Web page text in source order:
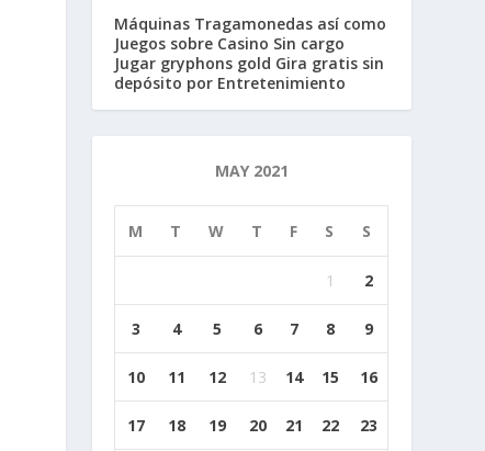
Máquinas Tragamonedas así­ como
Juegos sobre Casino Sin cargo
Jugar gryphons gold Gira gratis sin
depósito por Entretenimiento
MAY 2021
M T W T F S S
1 2
3 4 5 6 7 8 9
10 11 12 13 14 15 16
17 18 19 20 21 22 23